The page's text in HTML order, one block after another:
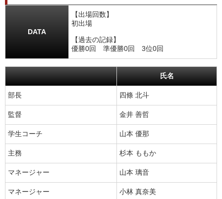
DATA
【出場回数】
初出場
【過去の記録】
優勝0回 準優勝0回 3位0回
氏名
部長 四條 北斗
監督 金井 善哲
学生コーチ 山本 優那
主務 杉本 ももか
マネージャー 山本 璃音
マネージャー 小林 真奈美